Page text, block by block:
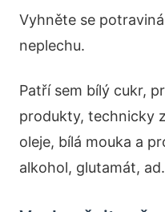
Vyhněte se
neplechu.
Patří sem bílý cukr,
produkty, technicky
oleje, bílá mouka a
alkohol, glutamát, ad.